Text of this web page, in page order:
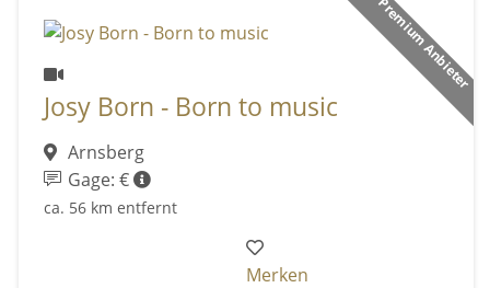
Premium Anbieter
Josy Born - Born to music
Arnsberg
Gage: €
ca. 56 km entfernt
Merken